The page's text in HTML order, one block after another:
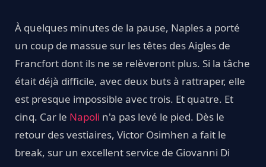
À quelques minutes de la pause, Naples a porté
un coup de massue sur les têtes des Aigles de
Francfort dont ils ne se relèveront plus. Si la tâche
était déjà difficile, avec deux buts à rattraper, elle
est presque impossible avec trois. Et quatre. Et
cinq. Car le Napoli n'a pas levé le pied. Dès le
retour des vestiaires, Victor Osimhen a fait le
break, sur un excellent service de Giovanni Di